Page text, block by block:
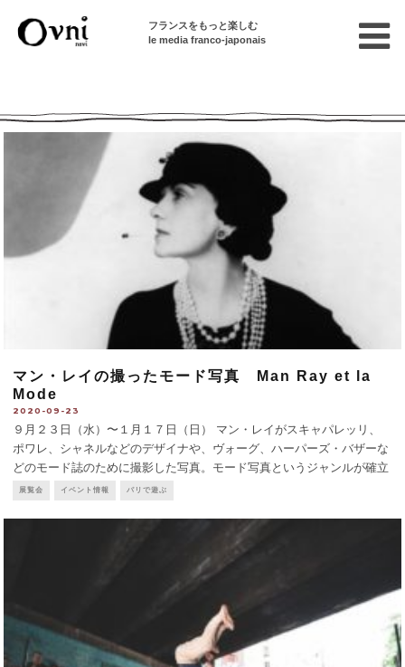
フランスをもっと楽しむ
le media franco-japonais
マン・レイの撮ったモード写真 Man Ray et la
Mode
2020-09-23
９月２３日（水）〜１月１７日（日） マン・レイがスキャパレッリ、
ポワレ、シャネルなどのデザイナや、ヴォーグ、ハーパーズ・バザーな
どのモード誌のために撮影した写真。モード写真というジャンルが確立
されていなかった1921年から新しい技術を使い、実験的、シュルレアリ
展覧会 イベント情報 パリで遊ぶ